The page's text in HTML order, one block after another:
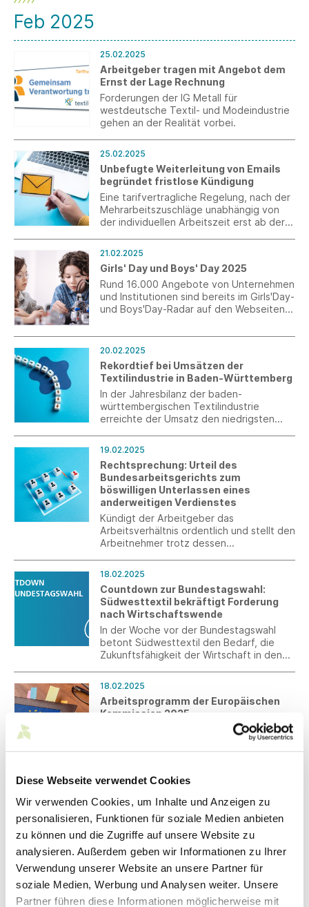
Diese Webseite verwendet Cookies
Wir verwenden Cookies, um Inhalte und Anzeigen zu
personalisieren, Funktionen für soziale Medien anbieten
zu können und die Zugriffe auf unsere Website zu
analysieren. Außerdem geben wir Informationen zu Ihrer
Verwendung unserer Website an unsere Partner für
soziale Medien, Werbung und Analysen weiter. Unsere
Partner führen diese Informationen möglicherweise mit
Feb 2025
25.02.2025
Arbeitgeber tragen mit Angebot dem
Ernst der Lage Rechnung
Forderungen der IG Metall für
westdeutsche Textil- und Modeindustrie
gehen an der Realität vorbei.
25.02.2025
Unbefugte Weiterleitung von Emails
begründet fristlose Kündigung
Eine tarifvertragliche Regelung, nach der
Mehrarbeitszuschläge unabhängig von
der individuellen Arbeitszeit erst ab der
Diskriminierung Teilzeitbeschäftigter, so
das Urteil des Bundesarbeitsgerichts.
21.02.2025
Girls' Day und Boys' Day 2025
Rund 16.000 Angebote von Unternehmen
und Institutionen sind bereits im Girls'Day-
und Boys'Day-Radar auf den Webseiten
eröffnet. Unternehmen und Einrichtungen
können ihr Angebot noch eintragen.
20.02.2025
Rekordtief bei Umsätzen der
Textilindustrie in Baden-Württemberg
In der Jahresbilanz der baden-
württembergischen Textilindustrie
erreichte der Umsatz den niedrigsten
19.02.2025
Rechtsprechung: Urteil des
Bundesarbeitsgerichts zum
böswilligen Unterlassen eines
anderweitigen Verdienstes
Kündigt der Arbeitgeber das
Arbeitsverhältnis ordentlich und stellt den
Arbeitnehmer trotz dessen
Regel nicht böswillig i. S. d. § 615 Satz 2
BGB anderweitigen Verdienst, wenn er
nicht schon vor Ablauf der
Kündigungsfrist ein anderweitiges
Beschäftigungsverhältnis eingeht.
18.02.2025
Countdown zur Bundestagswahl:
Südwesttextil bekräftigt Forderung
nach Wirtschaftswende
In der Woche vor der Bundestagswahl
betont Südwesttextil den Bedarf, die
Zukunftsfähigkeit der Wirtschaft in den
18.02.2025
Arbeitsprogramm der Europäischen
Kommission 2025
Die EU-Kommission hat am 12. Februar
2025 das Arbeitsprogramm 2025 und eine
Mitteilung zu Implementierung und
17.02.2025
Arbeitsprogramm der EU-Kommission
– Aufholen & Fortschritt gefordert
Südwesttextil fordert die dringende
Umsetzung der Omnibus-Verordnungen
und einer starken Wachstumsagenda für
die europäische Industrie.
13.02.2025
Digitalisierung –